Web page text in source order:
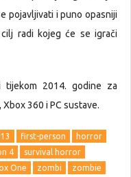
pojavljivati i puno opasniji
radi kojeg će se igrači
2014. godine za
360 i PC sustave.
first-person
horror
4
survival horror
One zombi zombie